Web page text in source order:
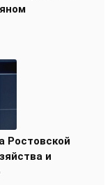
Ростовской
и